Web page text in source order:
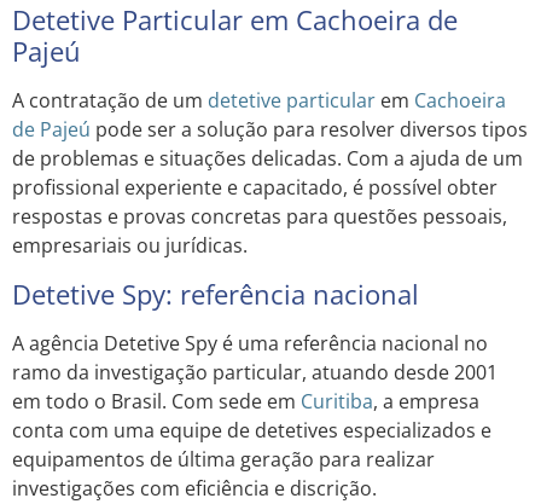
Detetive Particular em Cachoeira de
Pajeú
A contratação de um detetive particular em Cachoeira
de Pajeú pode ser a solução para resolver diversos tipos
de problemas e situações delicadas. Com a ajuda de um
profissional experiente e capacitado, é possível obter
respostas e provas concretas para questões pessoais,
empresariais ou jurídicas.
Detetive Spy: referência nacional
A agência Detetive Spy é uma referência nacional no
ramo da investigação particular, atuando desde 2001
em todo o Brasil. Com sede em Curitiba, a empresa
conta com uma equipe de detetives especializados e
equipamentos de última geração para realizar
investigações com eficiência e discrição.